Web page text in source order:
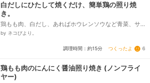
白だしにひたして焼くだけ、簡単鶏の照り焼
き。
鶏もも肉、白だし、あればホウレンソウなど青菜、サ
ラダ油
by ネコびより。
調理時間：約15分 つくったよ 6
鶏もも肉のにんにく醤油照り焼き (ノンフライ
ヤー)